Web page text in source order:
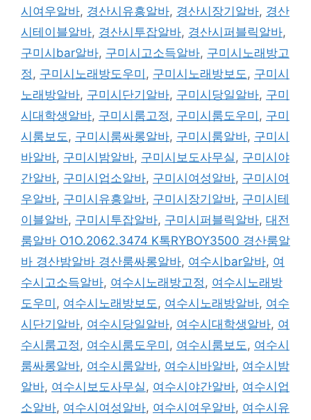
시여우알바, 경산시유흥알바, 경산시장기알바, 경산
시테이블알바, 경산시투잡알바, 경산시퍼블릭알바,
구미시bar알바, 구미시고소득알바, 구미시노래방고
정 , 구미시노래방도우미 , 구미시노래방보도 , 구미시
노래방알바, 구미시단기알바, 구미시당일알바, 구미
시대학생알바, 구미시룸고정 , 구미시룸도우미 , 구미
시룸보도 , 구미시룸싸롱알바, 구미시룸알바, 구미시
바알바, 구미시밤알바, 구미시보도사무실 , 구미시야
간알바, 구미시업소알바, 구미시여성알바, 구미시여
우알바, 구미시유흥알바, 구미시장기알바, 구미시테
이블알바, 구미시투잡알바, 구미시퍼블릭알바, 대전
룸알바 O1O.2062.3474 K톡RYBOY3500 경산룸알
바 경산밤알바 경산룸싸롱알바, 여수시bar알바, 여
수시고소득알바, 여수시노래방고정 , 여수시노래방
도우미 , 여수시노래방보도 , 여수시노래방알바, 여수
시단기알바, 여수시당일알바, 여수시대학생알바, 여
수시룸고정 , 여수시룸도우미 , 여수시룸보도 , 여수시
룸싸롱알바, 여수시룸알바, 여수시바알바, 여수시밤
알바, 여수시보도사무실 , 여수시야간알바, 여수시업
소알바, 여수시여성알바, 여수시여우알바, 여수시유